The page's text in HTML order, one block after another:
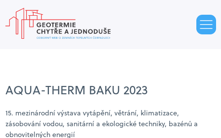
AQUA-THERM BAKU 2023
15. mezinárodní výstava vytápění, větrání, klimatizace,
zásobování vodou, sanitární a ekologické techniky, bazénů a
obnovitelných energií